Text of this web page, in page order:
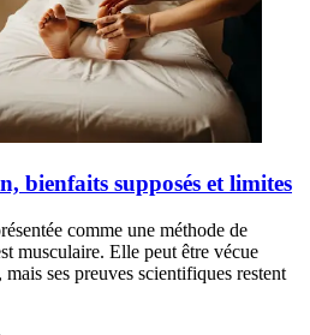
bienfaits supposés et limites
comme une méthode de
musculaire. Elle peut être vécue
ses preuves scientifiques restent